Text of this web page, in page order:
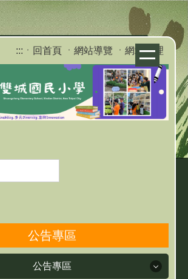
::: ㆍ回首頁 ㆍ網站導覽 ㆍ網站管理
公告專區
公告專區